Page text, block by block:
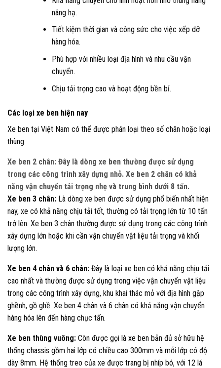
nâng hạ.
Tiết kiệm thời gian và công sức cho việc xếp dỡ
hàng hóa.
Phù hợp với nhiều loại địa hình và nhu cầu vận
chuyển.
Chịu tải trọng cao và hoạt động bền bỉ.
Các loại xe ben hiện nay
Xe ben tại Việt Nam có thể được phân loại theo số chân hoặc loại
thùng.
Xe ben 2 chân: Đây là dòng xe ben thường được sử dụng
trong các công trình xây dựng nhỏ. Xe ben 2 chân có khả
năng vận chuyển tải trọng nhẹ và trung bình dưới 8 tấn.
Xe ben 3 chân: Là dòng xe ben được sử dụng phổ biến nhất hiện
nay, xe có khả năng chịu tải tốt, thường có tải trọng lớn từ 10 tấn
trở lên. Xe ben 3 chân thường được sử dụng trong các công trình
xây dựng lớn hoặc khi cần vận chuyển vật liệu tải trọng và khối
lượng lớn.
Xe ben 4 chân và 6 chân: Đây là loại xe ben có khả năng chịu tải
cao nhất và thường được sử dụng trong việc vận chuyển vật liệu
trong các công trình xây dựng, khu khai thác mỏ với địa hình gập
ghềnh, gồ ghề. Xe ben 4 chân và 6 chân có khả năng vận chuyển
hàng hóa lên đến hàng chục tấn.
Xe ben thùng vuông: Còn được gọi là xe ben bản đủ sở hữu hệ
thống chassis gồm hai lớp có chiều cao 300mm và mỗi lớp có độ
dày 8mm. Hệ thống treo của xe được trang bị nhíp bó, với 12 lá